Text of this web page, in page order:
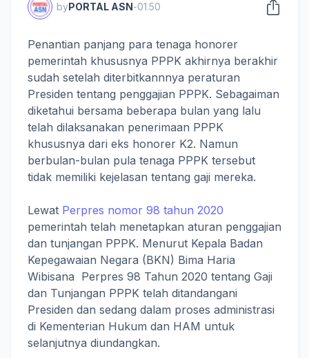
byPORTAL ASN-01.50
Penantian panjang para tenaga honorer
pemerintah khususnya PPPK akhirnya berakhir
sudah setelah diterbitkannnya peraturan
Presiden tentang penggajian PPPK. Sebagaiman
diketahui bersama beberapa bulan yang lalu
telah dilaksanakan penerimaan PPPK
khususnya dari eks honorer K2. Namun
berbulan-bulan pula tenaga PPPK tersebut
tidak memiliki kejelasan tentang gaji mereka.
Lewat Perpres nomor 98 tahun 2020
pemerintah telah menetapkan aturan penggajian
dan tunjangan PPPK. Menurut Kepala Badan
Kepegawaian Negara (BKN) Bima Haria
Wibisana Perpres 98 Tahun 2020 tentang Gaji
dan Tunjangan PPPK telah ditandangani
Presiden dan sedang dalam proses administrasi
di Kementerian Hukum dan HAM untuk
selanjutnya diundangkan.